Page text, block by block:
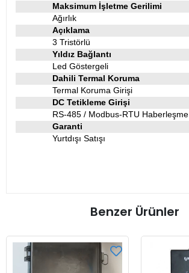
Maksimum İşletme Gerilimi
Ağırlık
Açıklama
3 Tristörlü
Yıldız Bağlantı
Led Göstergeli
Dahili Termal Koruma
Termal Koruma Girişi
DC Tetikleme Girişi
RS-485 / Modbus-RTU Haberleşme
Garanti
Yurtdışı Satışı
Benzer Ürünler